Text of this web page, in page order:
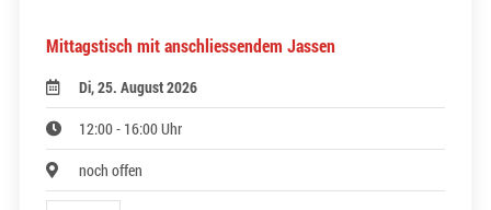
Mittagstisch mit anschliessendem Jassen
Di, 25. August 2026
12:00 - 16:00 Uhr
noch offen